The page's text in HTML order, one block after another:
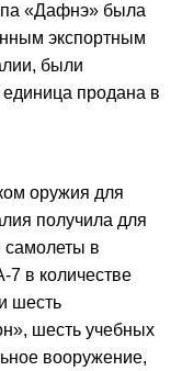
«Дафнэ» была
экспортным
были
продана в
оружия для
получила для
в
в количестве
шесть
шесть учебных
вооружение,